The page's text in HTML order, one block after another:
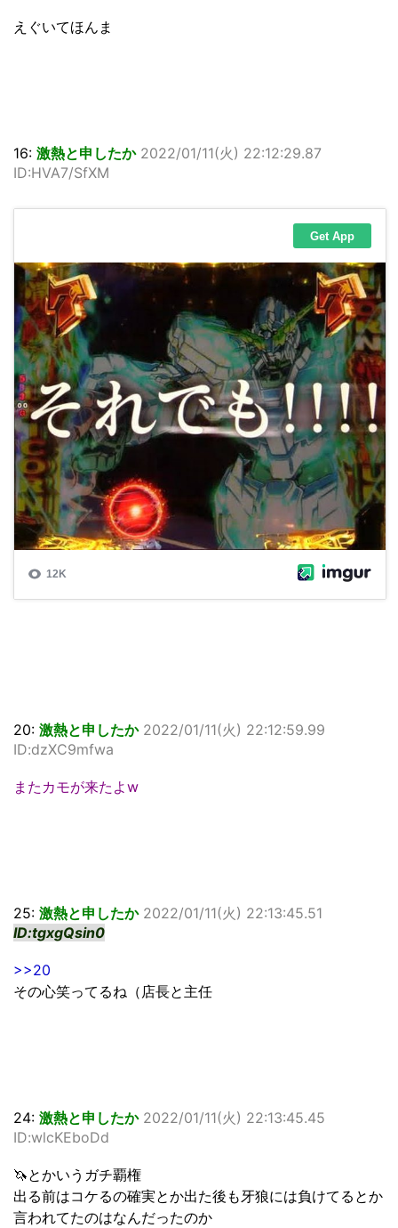
えぐいてほんま
16: 激熱と申したか 2022/01/11(火) 22:12:29.87
ID:HVA7/SfXM
20: 激熱と申したか 2022/01/11(火) 22:12:59.99
ID:dzXC9mfwa
またカモが来たよw
25: 激熱と申したか 2022/01/11(火) 22:13:45.51
ID:tgxgQsin0
>>20
その心笑ってるね（店長と主任
24: 激熱と申したか 2022/01/11(火) 22:13:45.45
ID:wlcKEboDd
🦄とかいうガチ覇権
出る前はコケるの確実とか出た後も牙狼には負けてるとか
言われてたのはなんだったのか